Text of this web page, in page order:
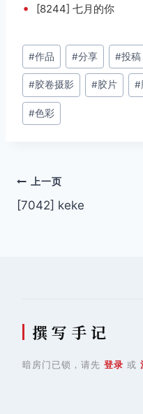
• [8244] 七月的你
文
章
标
签：
#作品 #分享 #投稿
#胶卷摄影 #胶片 #
#色彩
文
章
上一页
[7042] keke
撰 写 手 记
暗房门已锁，请先 登录 或